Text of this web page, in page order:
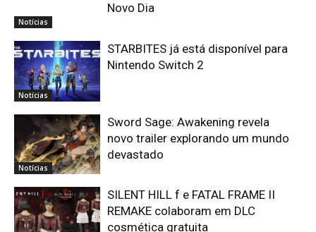
Notícias
Novo Dia
Notícias
STARBITES já está disponível para
Nintendo Switch 2
Notícias
Sword Sage: Awakening revela
novo trailer explorando um mundo
devastado
SILENT HILL f e FATAL FRAME II
REMAKE colaboram em DLC
cosmética gratuita